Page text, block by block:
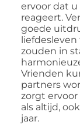
ervoor dat
reageert.
goede
zouden in
Vrienden
partners
zorgt
als altijd,
jaar.